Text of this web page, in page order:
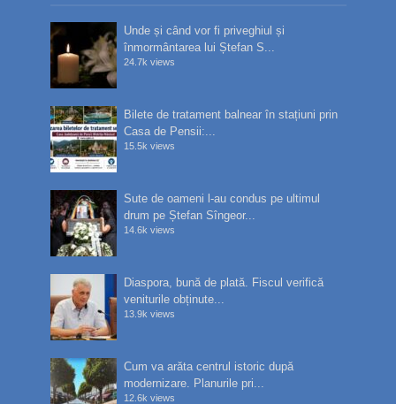
Unde și când vor fi priveghiul și
înmormântarea lui Ștefan S...
24.7k views
Bilete de tratament balnear în stațiuni prin
Casa de Pensii:...
15.5k views
Sute de oameni l-au condus pe ultimul
drum pe Ștefan Sîngeor...
14.6k views
Diaspora, bună de plată. Fiscul verifică
veniturile obținute...
13.9k views
Cum va arăta centrul istoric după
modernizare. Planurile pri...
12.6k views